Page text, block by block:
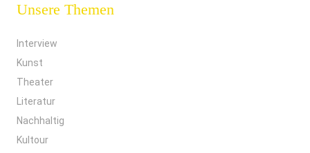
Unsere Themen
Interview
Kunst
Theater
Literatur
Nachhaltig
Kultour